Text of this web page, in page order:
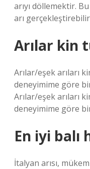
arıyı döllemektir.
arı
Arılar kin
Arılar/eşek arıları
deneyimime göre
Arılar/eşek arıları
deneyimime göre
En iyi balı
İtalyan arısı,